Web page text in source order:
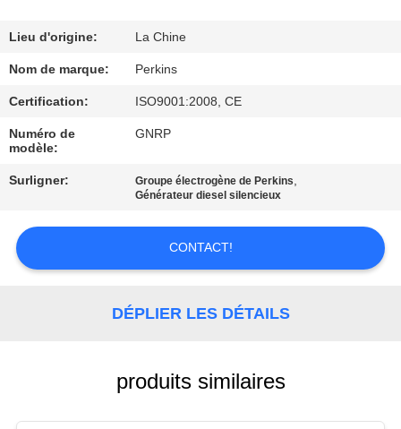
DE
QUALITÉ
CONTACTEZ-
NOUS
CITATION
Lieu d'origine: La Chine
Nom de marque: Perkins
Certification: ISO9001:2008, CE
Numéro de
modèle:
GNRP
Surligner: Groupe électrogène de Perkins,
Générateur diesel silencieux
CONTACT!
DÉPLIER LES DÉTAILS
produits similaires